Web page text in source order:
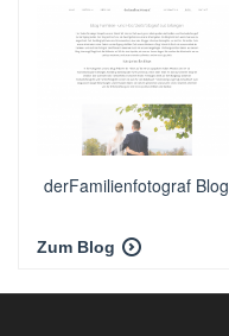
derFamilienfotograf Blog
Zum Blog